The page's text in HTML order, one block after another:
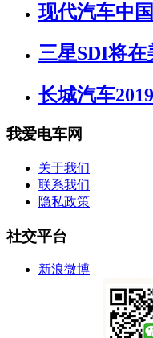
现代汽车中
三星SDI将在
长城汽车
我爱电车网
关于我们
联系我们
隐私政策
社交平台
新浪微博